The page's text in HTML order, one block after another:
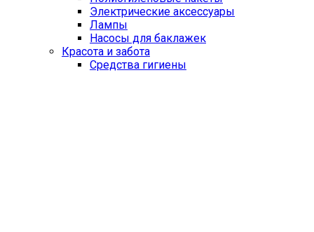
Электрические аксессуары
Лампы
Насосы для баклажек
Красота и забота
Средства гигиены